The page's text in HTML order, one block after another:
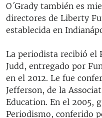
O´Grady también es
directores de Liberty
establecida en
La periodista recibió el
Judd, entregado por
en el 2012. Le fue
Jefferson, de la
Education. En el 2005,
Periodismo, conferido